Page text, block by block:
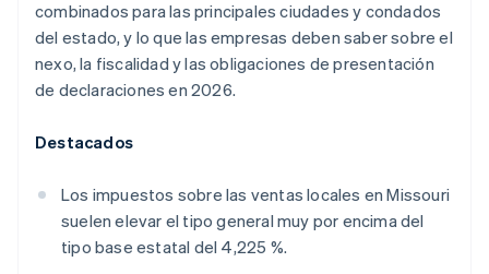
combinados para las principales ciudades y condados
del estado, y lo que las empresas deben saber sobre el
nexo, la fiscalidad y las obligaciones de presentación
de declaraciones en 2026.
Destacados
Los impuestos sobre las ventas locales en Missouri
suelen elevar el tipo general muy por encima del
tipo base estatal del 4,225 %.